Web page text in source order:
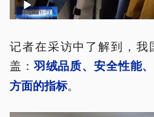
记者在采访中了解到，我
盖：羽绒品质、安全性能
方面的指标。